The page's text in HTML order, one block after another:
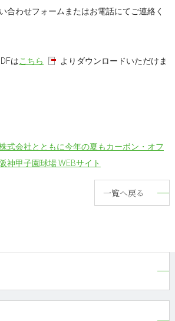
合わせフォームまたはお電話にてご連絡く
はこちら
よりダウンロードいただけま
式会社とともに今年の夏もカーボン・オフ
神甲子園球場 WEBサイト
一覧へ戻る